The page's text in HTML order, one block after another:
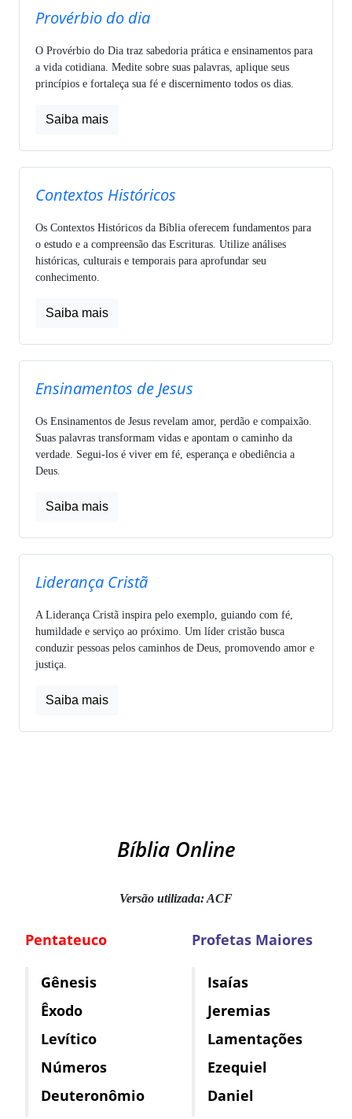
Provérbio do dia
O Provérbio do Dia traz sabedoria prática e ensinamentos para
a vida cotidiana. Medite sobre suas palavras, aplique seus
princípios e fortaleça sua fé e discernimento todos os dias.
Saiba mais
Contextos Históricos
Os Contextos Históricos da Bíblia oferecem fundamentos para
o estudo e a compreensão das Escrituras. Utilize análises
históricas, culturais e temporais para aprofundar seu
conhecimento.
Saiba mais
Ensinamentos de Jesus
Os Ensinamentos de Jesus revelam amor, perdão e compaixão.
Suas palavras transformam vidas e apontam o caminho da
verdade. Segui-los é viver em fé, esperança e obediência a
Deus.
Saiba mais
Liderança Cristã
A Liderança Cristã inspira pelo exemplo, guiando com fé,
humildade e serviço ao próximo. Um líder cristão busca
conduzir pessoas pelos caminhos de Deus, promovendo amor e
justiça.
Saiba mais
Bíblia Online
Versão utilizada: ACF
Pentateuco
Gênesis
Êxodo
Levítico
Números
Deuteronômio
Profetas Maiores
Isaías
Jeremias
Lamentações
Ezequiel
Daniel